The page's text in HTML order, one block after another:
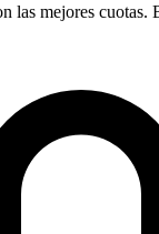
las mejores cuotas.